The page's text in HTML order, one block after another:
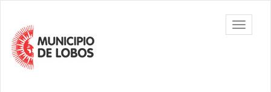
contenido
principal
Municipalidad
de Lobos
barra